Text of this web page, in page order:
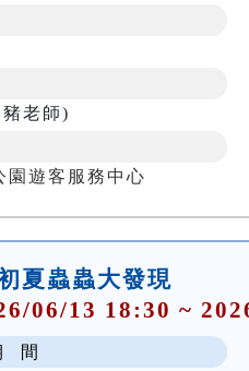
老師)
園遊客服務中心
夏蟲蟲大發現
06/13 18:30 ~
間